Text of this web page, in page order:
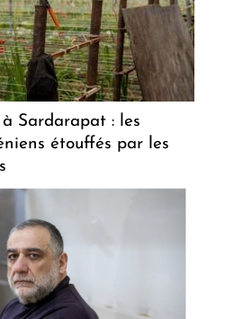
Sardarapat : les
étouffés par les